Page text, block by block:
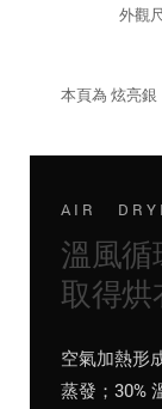
外觀
本頁為 炫亮銀
AIR
溫風循
取得烘
空氣加熱形
蒸發；30%